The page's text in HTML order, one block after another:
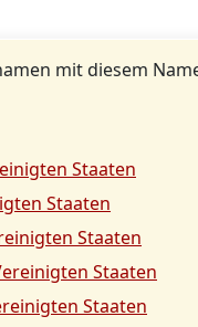
mit diesem
Staaten
Staaten
Staaten
Staaten
Staaten